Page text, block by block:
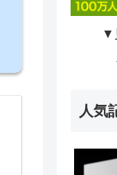
▼
人気